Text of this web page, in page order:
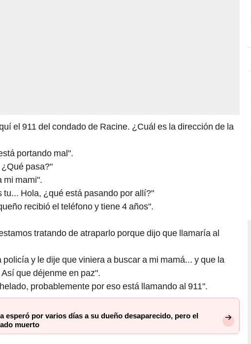
el 911 del condado de Racine. ¿Cuál es la dirección de la
portando mal".
pasa?"
mi mami".
tu... Hola, ¿qué está pasando por allí?"
recibió el teléfono y tiene 4 años".
tratando de atraparlo porque dijo que llamaría al
policía y le dije que viniera a buscar a mi mamá... y que la
que déjenme en paz".
probablemente por eso está llamando al 911".
esperó por varios días a su dueño desaparecido, pero el
muerto